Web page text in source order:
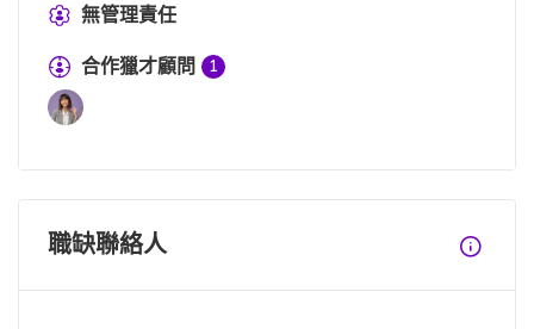
無管理責任
合作獵才顧問
1
職缺聯絡人